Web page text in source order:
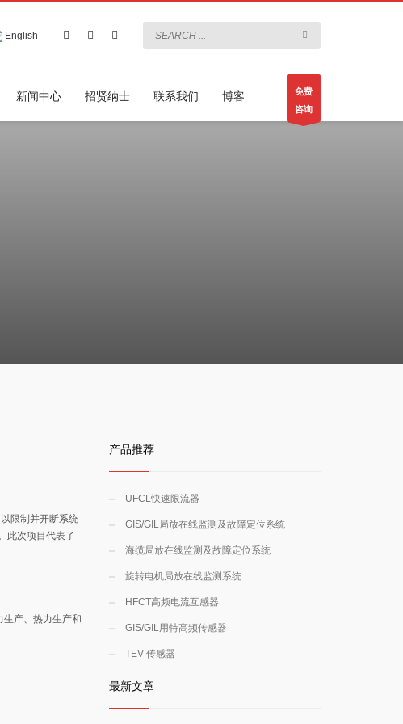
English
新闻中心 招贤纳士 联系我们 博客
免费
咨询
限制并开断系统
此次项目代表了
产、热力生产和
产品推荐
UFCL快速限流器
GIS/GIL局放在线监测及故障定位系统
海缆局放在线监测及故障定位系统
旋转电机局放在线监测系统
HFCT高频电流互感器
GIS/GIL用特高频传感器
TEV 传感器
最新文章